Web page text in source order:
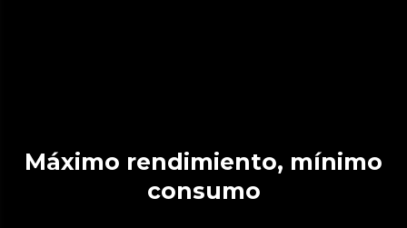
Máximo rendimiento, mínimo
consumo